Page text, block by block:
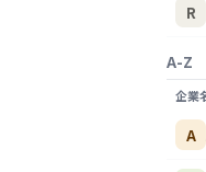
R
A-Z
企業
A